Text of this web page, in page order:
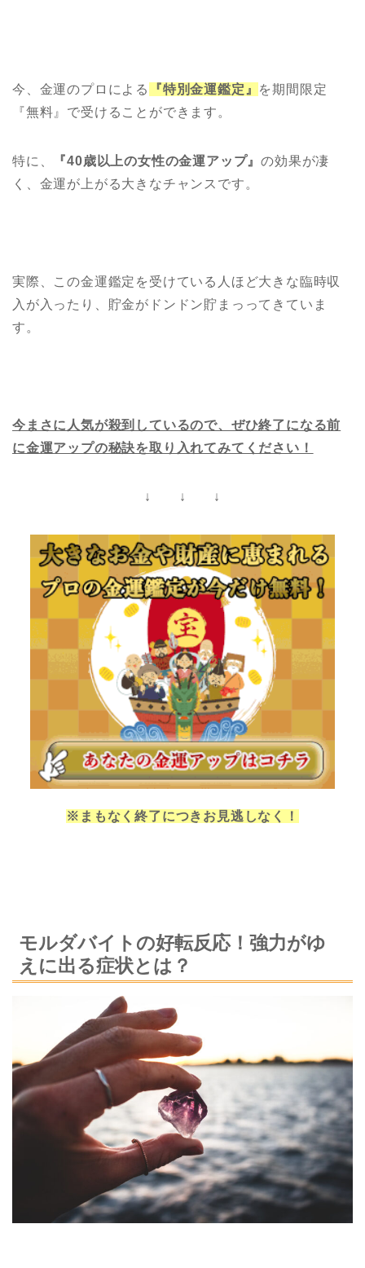
今、金運のプロによる 『特別金運鑑定』 を期間限定
『無料』で受けることができます。
特に、 『40歳以上の女性の金運アップ』の効果が凄
く、金運が上がる大きなチャンスです。
実際、この金運鑑定を受けている人ほど大きな臨時収
入が入ったり、貯金がドンドン貯まっってきていま
す。
今まさに人気が殺到しているので、ぜひ終了になる前
に金運アップの秘訣を取り入れてみてください！
↓ ↓ ↓
※まもなく終了につきお見逃しなく！
モルダバイトの好転反応！強力がゆ
えに出る症状とは？